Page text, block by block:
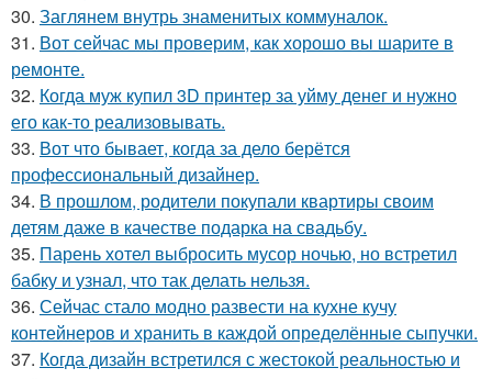
30. Заглянем внутрь знаменитых коммуналок.
31. Вот сейчас мы проверим, как хорошо вы шарите в
ремонте.
32. Когда муж купил 3D принтер за уйму денег и нужно
его как-то реализовывать.
33. Вот что бывает, когда за дело берётся
профессиональный дизайнер.
34. В прошлом, родители покупали квартиры своим
детям даже в качестве подарка на свадьбу.
35. Парень хотел выбросить мусор ночью, но встретил
бабку и узнал, что так делать нельзя.
36. Сейчас стало модно развести на кухне кучу
контейнеров и хранить в каждой определённые сыпучки.
37. Когда дизайн встретился с жестокой реальностью и